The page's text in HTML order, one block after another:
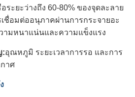
ระยะว่างถึง 60-80% ของจุดละลาย
ชื่อมต่ออนุภาคผ่านการกระจายอะ
ามหนาแน่นและความแข็งแรง
:อุณหภูมิ ระยะเวลาการรอ และการ
าศ